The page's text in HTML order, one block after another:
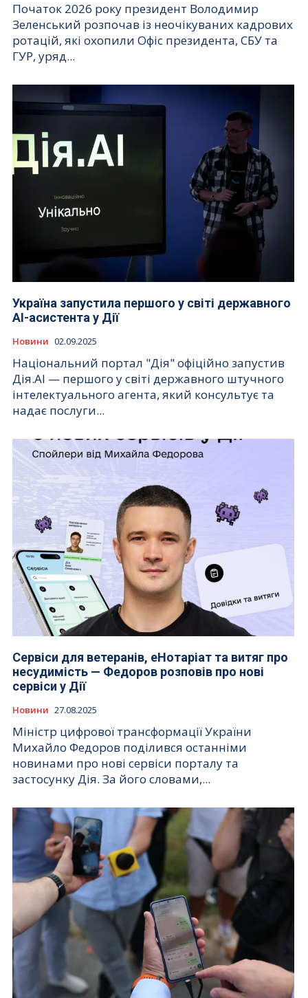
Початок 2026 року президент Володимир
Зеленський розпочав із неочікуваних кадрових
ротацій, які охопили Офіс президента, СБУ та
ГУР, уряд...
Україна запустила першого у світі державного
AI-асистента у Дії
Новини 02.09.2025
Національний портал "Дія" офіційно запустив
Дія.АІ — першого у світі державного штучного
інтелектуального агента, який консультує та
надає послуги...
Сервіси для ветеранів, еНотаріат та витяг про
несудимість — Федоров розповів про нові
сервіси у Дії
Новини 27.08.2025
Міністр цифрової трансформації України
Михайло Федоров поділився останніми
новинами про нові сервіси порталу та
застосунку Дія. За його словами,...